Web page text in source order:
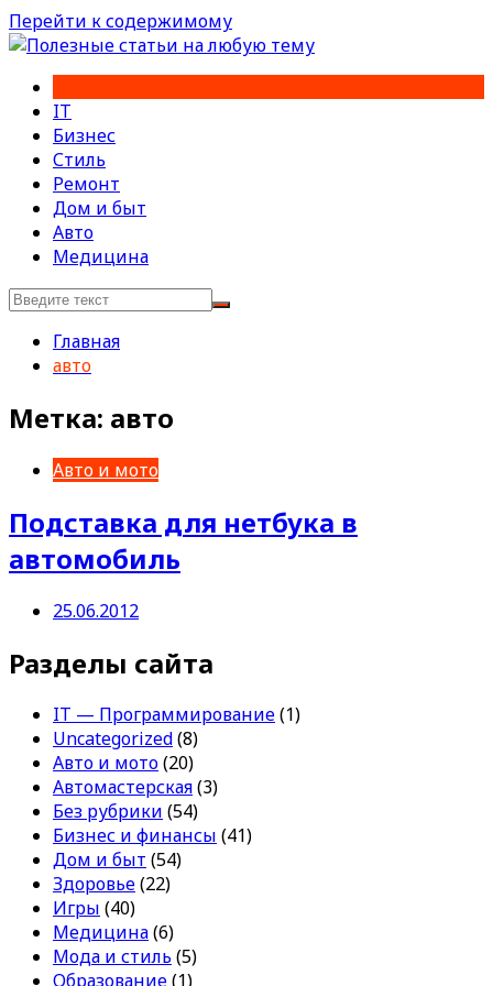
Перейти к содержимому
IT
Бизнес
Стиль
Ремонт
Дом и быт
Авто
Медицина
Главная
авто
Метка: авто
Авто и мото
Подставка для нетбука в
автомобиль
25.06.2012
Разделы сайта
IT — Программирование(1)
Uncategorized(8)
Авто и мото(20)
Автомастерская(3)
Без рубрики (54)
Бизнес и финансы (41)
Дом и быт (54)
Здоровье(22)
Игры (40)
Медицина(6)
Мода и стиль (5)
Образование(1)